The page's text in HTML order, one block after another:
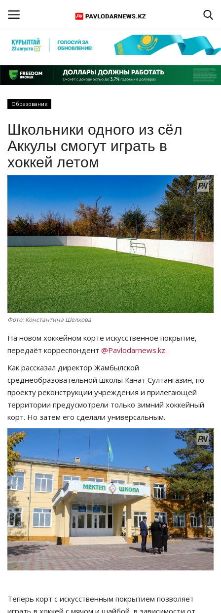
Регистрация
Главная
ПАВЛОДАРСКАЯ ОБЛАСТЬ
КАЗАХСТАН
СПЕЦПРОЕКТЫ
СПОРТ
Чек-лист
РАЗВЛЕЧЕНИЯ
OFFICIAL
Курултай
Язык
Қазақша Русский
Образование
Школьники одного из сёл
Аккулы смогут играть в
хоккей летом
Фото: Константина Шелкова
На новом хоккейном корте искусственное покрытие,
передаёт корреспондент @Pavlodarnews.kz.
Как рассказал директор Жамбылской
среднеобразовательной школы Канат Султангазин, по
проекту реконструкции учреждения и прилегающей
территории предусмотрели только зимний хоккейный
корт. Но затем его сделали универсальным.
Теперь корт с искусственным покрытием позволяет
играть в хоккей с мячом и шайбой, в зависимости от